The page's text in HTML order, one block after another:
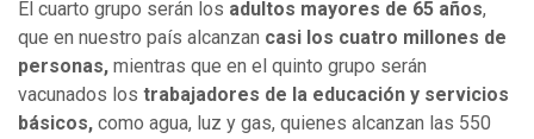
El cuarto grupo serán los adultos mayores de 65 años,
que en nuestro país alcanzan casi los cuatro millones de
personas, mientras que en el quinto grupo serán
vacunados los trabajadores de la educación y servicios
básicos, como agua, luz y gas, quienes alcanzan las 550